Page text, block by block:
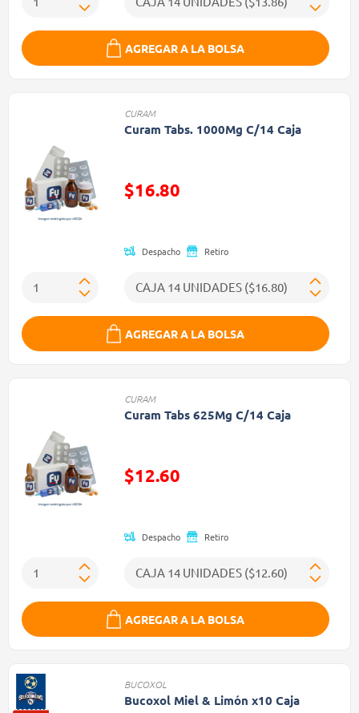
AGREGAR A LA BOLSA
CURAM
Curam Tabs. 1000Mg C/14 Caja
$16.80
Despacho Retiro
AGREGAR A LA BOLSA
CURAM
Curam Tabs 625Mg C/14 Caja
$12.60
Despacho Retiro
AGREGAR A LA BOLSA
BUCOXOL
Bucoxol Miel & Limón x10 Caja